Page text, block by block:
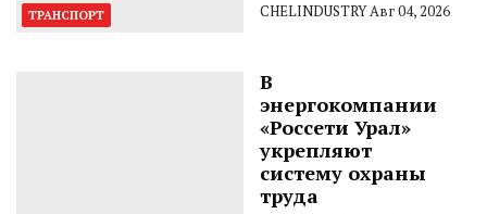
ТРАНСПОРТ CHELINDUSTRYАвг 04, 2026
В
энергокомпании
«Россети Урал»
укрепляют
систему охраны
труда